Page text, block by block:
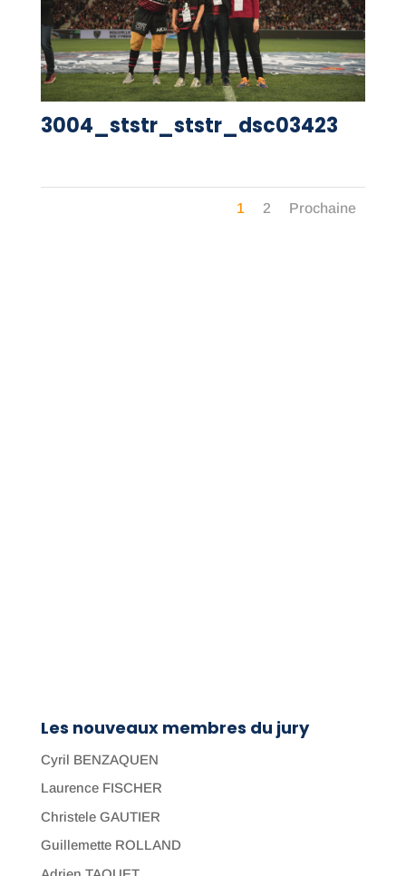
3004_ststr_ststr_dsc03423
1 2 Prochaine
Les nouveaux membres du jury
Cyril BENZAQUEN
Laurence FISCHER
Christele GAUTIER
Guillemette ROLLAND